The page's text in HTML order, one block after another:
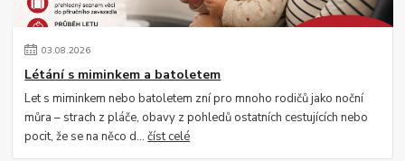
03.08.2026
Létání s miminkem a batoletem
Let s miminkem nebo batoletem zní pro mnoho rodičů jako noční
můra – strach z pláče, obavy z pohledů ostatních cestujících nebo
pocit, že se na něco d...číst celé